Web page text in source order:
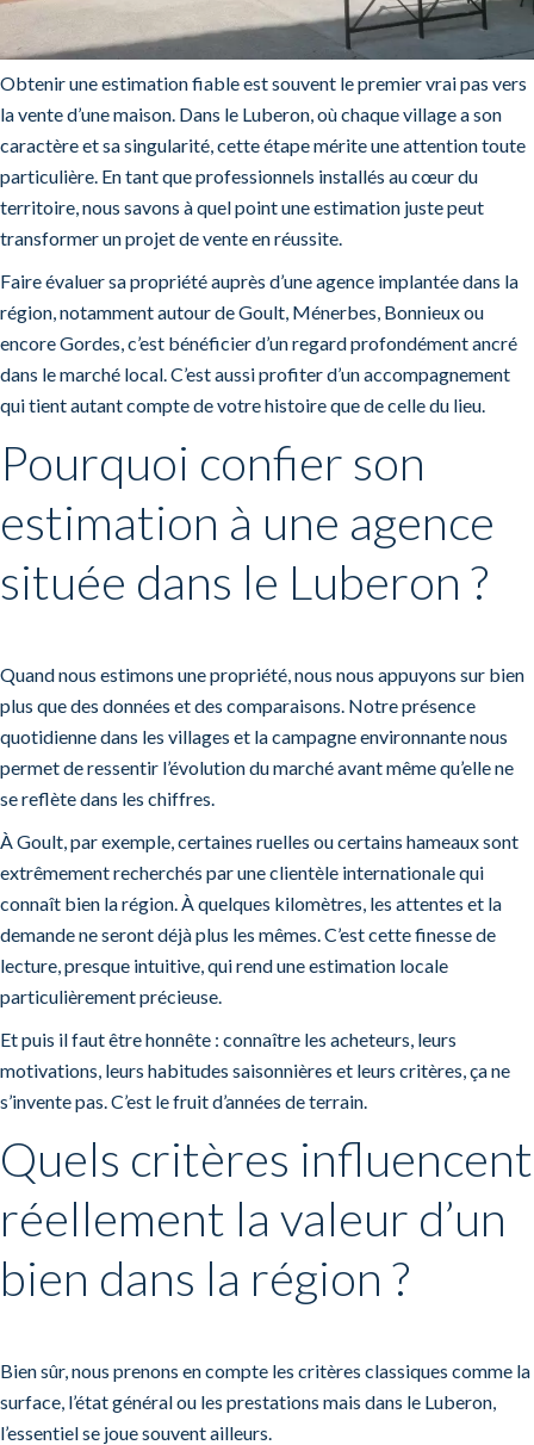
Obtenir une estimation fiable est souvent le premier vrai pas vers
la vente d’une maison. Dans le Luberon, où chaque village a son
caractère et sa singularité, cette étape mérite une attention toute
particulière. En tant que professionnels installés au cœur du
territoire, nous savons à quel point une estimation juste peut
transformer un projet de vente en réussite.
Faire évaluer sa propriété auprès d’une agence implantée dans la
région, notamment autour de Goult, Ménerbes, Bonnieux ou
encore Gordes, c’est bénéficier d’un regard profondément ancré
dans le marché local. C’est aussi profiter d’un accompagnement
qui tient autant compte de votre histoire que de celle du lieu.
Pourquoi confier son
estimation à une agence
située dans le Luberon ?
Quand nous estimons une propriété, nous nous appuyons sur bien
plus que des données et des comparaisons. Notre présence
quotidienne dans les villages et la campagne environnante nous
permet de ressentir l’évolution du marché avant même qu’elle ne
se reflète dans les chiffres.
À Goult, par exemple, certaines ruelles ou certains hameaux sont
extrêmement recherchés par une clientèle internationale qui
connaît bien la région. À quelques kilomètres, les attentes et la
demande ne seront déjà plus les mêmes. C’est cette finesse de
lecture, presque intuitive, qui rend une estimation locale
particulièrement précieuse.
Et puis il faut être honnête : connaître les acheteurs, leurs
motivations, leurs habitudes saisonnières et leurs critères, ça ne
s’invente pas. C’est le fruit d’années de terrain.
Quels critères influencent
réellement la valeur d’un
bien dans la région ?
Bien sûr, nous prenons en compte les critères classiques comme la
surface, l’état général ou les prestations mais dans le Luberon,
l’essentiel se joue souvent ailleurs.